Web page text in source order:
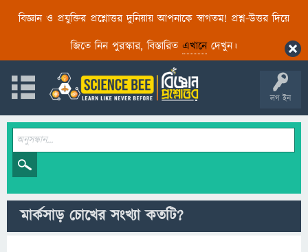
বিজ্ঞান ও প্রযুক্তির প্রশ্নোত্তর দুনিয়ায় আপনাকে স্বাগতম! প্রশ্ন-উত্তর দিয়ে
জিতে নিন পুরস্কার, বিস্তারিত এখানেদেখুন।
লগ ইন
মার্কসাড় চোখের সংখ্যা কতটি?